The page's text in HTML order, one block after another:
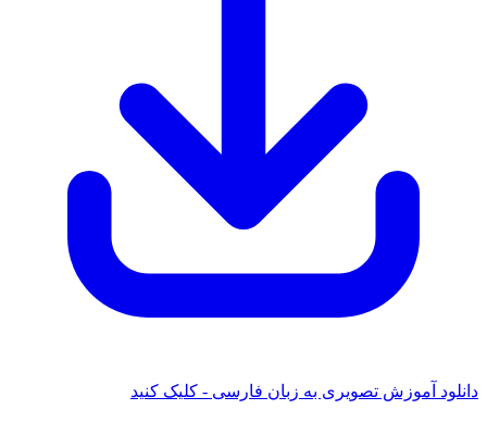
آموزش تصویری به زبان فارسی - کلیک کنید